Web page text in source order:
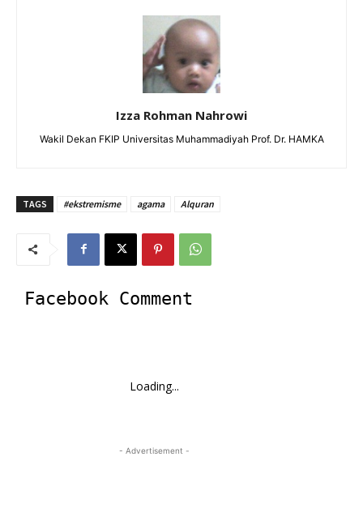
Izza Rohman Nahrowi
Wakil Dekan FKIP Universitas Muhammadiyah Prof. Dr. HAMKA
TAGS #ekstremisme agama Alquran
Facebook Comment
Loading...
- Advertisement -